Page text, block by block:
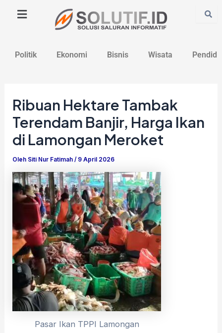
Politik Ekonomi Bisnis Wisata
Ribuan Hektare Tambak
Terendam Banjir, Harga Ikan
di Lamongan Meroket
Oleh Siti Nur Fatimah/ 9 April 2026
Pasar Ikan TPPI Lamongan
navigation